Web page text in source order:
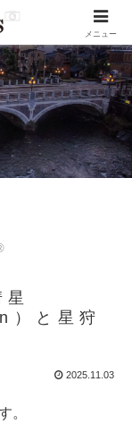
と星狩
2025.11.03
。
メニュー